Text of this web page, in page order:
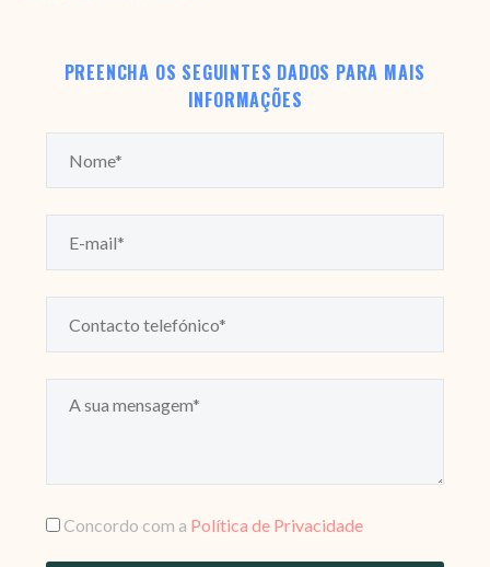
PREENCHA OS SEGUINTES DADOS PARA MAIS
INFORMAÇÕES
Concordo com a Política de Privacidade